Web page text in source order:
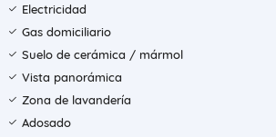
Electricidad
Gas domiciliario
Suelo de cerámica / mármol
Vista panorámica
Zona de lavandería
Adosado